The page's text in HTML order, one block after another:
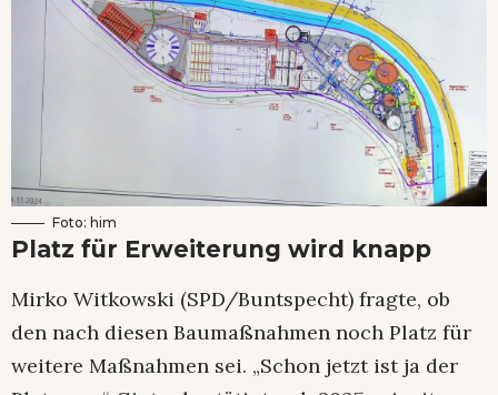
Foto: him
Platz für Erweiterung wird knapp
Mirko Witkowski (SPD/Buntspecht) fragte, ob
den nach diesen Baumaßnahmen noch Platz für
weitere Maßnahmen sei. „Schon jetzt ist ja der